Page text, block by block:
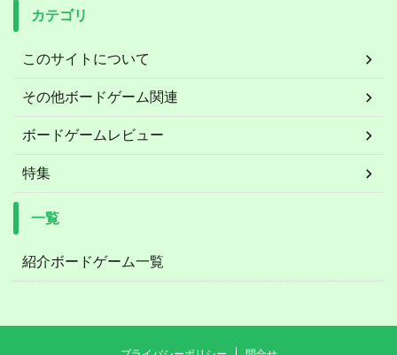
カテゴリ
このサイトについて
その他ボードゲーム関連
ボードゲームレビュー
特集
一覧
紹介ボードゲーム一覧